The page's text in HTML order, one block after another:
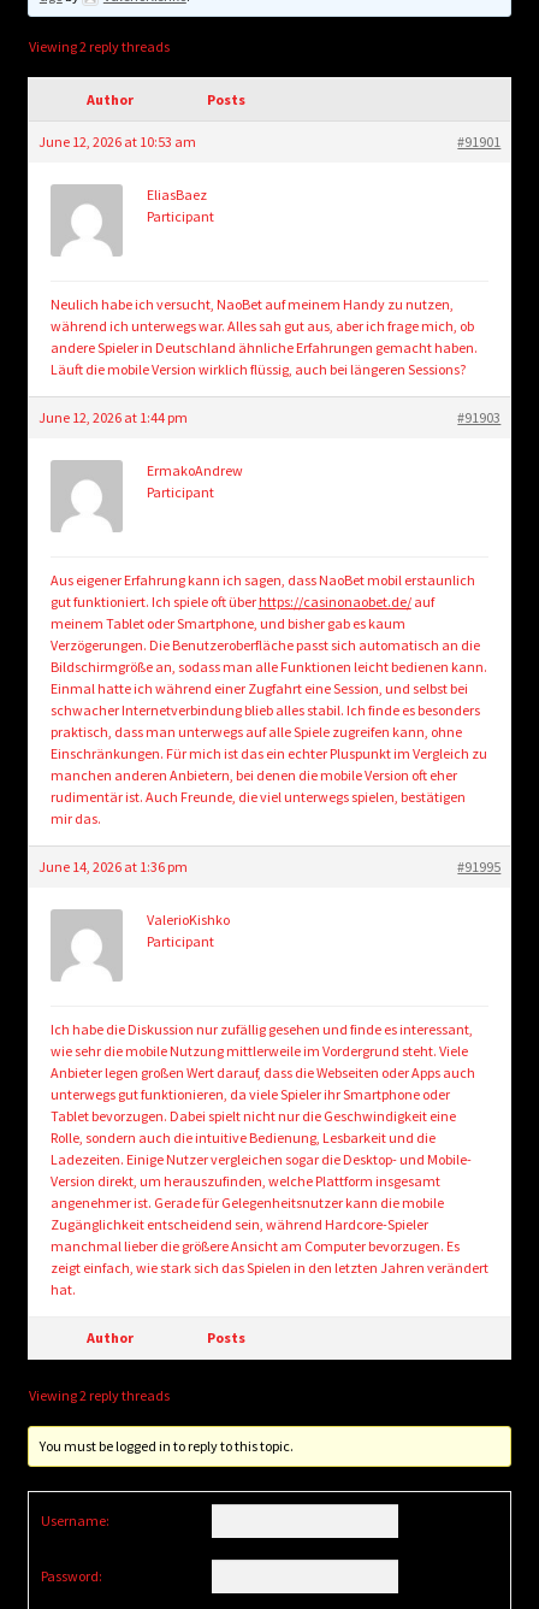
Login/Create Account
Viewing 2 reply threads
Author Posts
June 12, 2026 at 10:53 am #91901
EliasBaez
Participant
Neulich habe ich versucht, NaoBet auf meinem Handy zu nutzen,
während ich unterwegs war. Alles sah gut aus, aber ich frage mich, ob
andere Spieler in Deutschland ähnliche Erfahrungen gemacht haben.
Läuft die mobile Version wirklich flüssig, auch bei längeren Sessions?
June 12, 2026 at 1:44 pm #91903
ErmakoAndrew
Participant
Aus eigener Erfahrung kann ich sagen, dass NaoBet mobil erstaunlich
gut funktioniert. Ich spiele oft über https://casinonaobet.de/auf
meinem Tablet oder Smartphone, und bisher gab es kaum
Verzögerungen. Die Benutzeroberfläche passt sich automatisch an die
Bildschirmgröße an, sodass man alle Funktionen leicht bedienen kann.
Einmal hatte ich während einer Zugfahrt eine Session, und selbst bei
schwacher Internetverbindung blieb alles stabil. Ich finde es besonders
praktisch, dass man unterwegs auf alle Spiele zugreifen kann, ohne
Einschränkungen. Für mich ist das ein echter Pluspunkt im Vergleich zu
manchen anderen Anbietern, bei denen die mobile Version oft eher
rudimentär ist. Auch Freunde, die viel unterwegs spielen, bestätigen
mir das.
June 14, 2026 at 1:36 pm #91995
ValerioKishko
Participant
Ich habe die Diskussion nur zufällig gesehen und finde es interessant,
wie sehr die mobile Nutzung mittlerweile im Vordergrund steht. Viele
Anbieter legen großen Wert darauf, dass die Webseiten oder Apps auch
unterwegs gut funktionieren, da viele Spieler ihr Smartphone oder
Tablet bevorzugen. Dabei spielt nicht nur die Geschwindigkeit eine
Rolle, sondern auch die intuitive Bedienung, Lesbarkeit und die
Ladezeiten. Einige Nutzer vergleichen sogar die Desktop- und Mobile-
Version direkt, um herauszufinden, welche Plattform insgesamt
angenehmer ist. Gerade für Gelegenheitsnutzer kann die mobile
Zugänglichkeit entscheidend sein, während Hardcore-Spieler
manchmal lieber die größere Ansicht am Computer bevorzugen. Es
zeigt einfach, wie stark sich das Spielen in den letzten Jahren verändert
hat.
Author Posts
Viewing 2 reply threads
You must be logged in to reply to this topic.
Username:
Password: